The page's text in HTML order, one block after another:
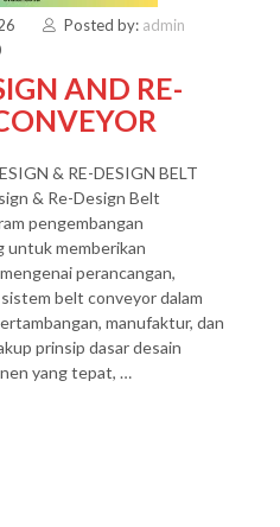
Posted by: admin
AND RE-
& RE-DESIGN BELT
& Re-Design Belt
pengembangan
untuk memberikan
perancangan,
belt conveyor dalam
manufaktur, dan
prinsip dasar desain
yang tepat, …